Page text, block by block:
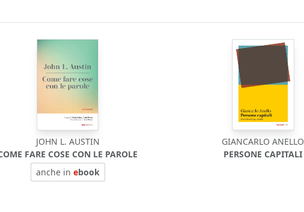
JOHN L. AUSTIN
FARE COSE CON LE PAROLE
anche in ebook
GIANCARLO ANELLO
PERSONE CAPITALI